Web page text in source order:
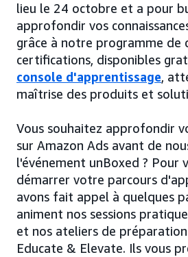
lieu le 24 octobre et a pour
approfondir vos
grâce à notre programme de
certifications, disponibles
console d'apprentissage,
maîtrise des produits et
Vous souhaitez approfondir
sur Amazon Ads avant de
l'événement unBoxed ? Pour
démarrer votre parcours
avons fait appel à quelques
animent nos sessions
et nos ateliers de
Educate & Elevate. Ils vous